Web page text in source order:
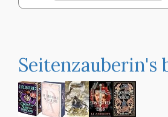
Seitenzauberin's